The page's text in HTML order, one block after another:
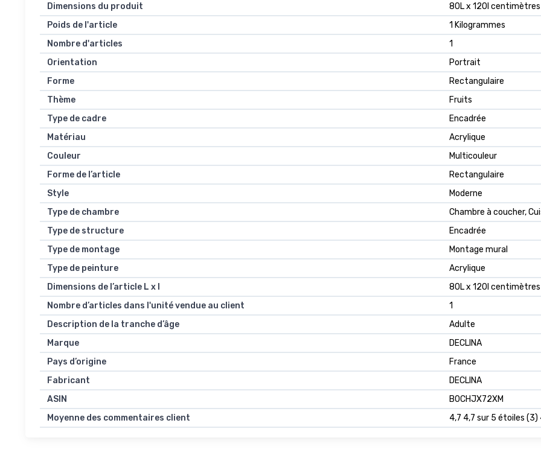
Dimensions du produit
80L x 120l centimètres
Poids de l'article
1 Kilogrammes
Nombre d'articles
1
Orientation
Portrait
Forme
Rectangulaire
Thème
Fruits
Type de cadre
Encadrée
Matériau
Acrylique
Couleur
Multicouleur
Forme de l’article
Rectangulaire
Style
Moderne
Type de chambre
Chambre à coucher,
Type de structure
Encadrée
Type de montage
Montage mural
Type de peinture
Acrylique
Dimensions de l’article L x l
80L x 120l centimètres
Nombre d’articles dans l'unité vendue au client
1
Description de la tranche d’âge
Adulte
Marque
DECLINA
Pays d’origine
France
Fabricant
DECLINA
ASIN
B0CHJX72XM
Moyenne des commentaires client
4,7 4,7 sur 5 étoiles (3)